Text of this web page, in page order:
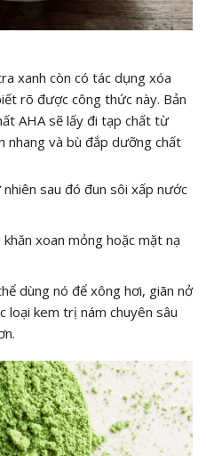
xanh còn có tác dụng xóa
rõ được công thức này. Bản
AHA sẽ lấy đi tạp chất từ
nhang và bù đắp dưỡng chất
sau đó đun sôi xấp nước
xoan mỏng hoặc mặt nạ
dùng nó để xông hơi, giãn nở
loại kem trị nám chuyên sâu